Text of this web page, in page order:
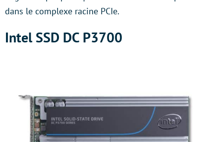
dans le complexe racine PCIe.
Intel SSD DC P3700